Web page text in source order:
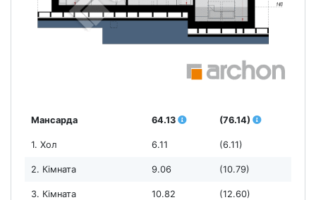
Мансарда 64.13 (76.14)
1. Хол 6.11 (6.11)
2. Кімната 9.06 (10.79)
3. Кімната 10.82 (12.60)